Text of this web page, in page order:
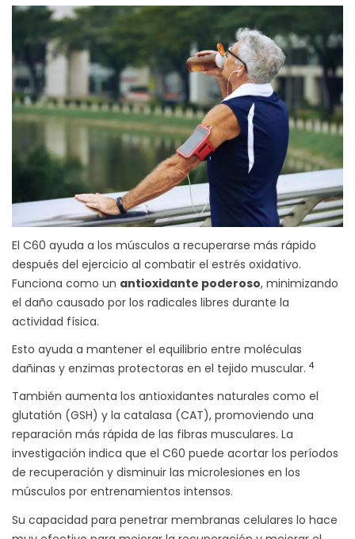
El C60 ayuda a los músculos a recuperarse más rápido
después del ejercicio al combatir el estrés oxidativo.
Funciona como un antioxidante poderoso, minimizando
el daño causado por los radicales libres durante la
actividad física.
Esto ayuda a mantener el equilibrio entre moléculas
dañinas y enzimas protectoras en el tejido muscular. 4
También aumenta los antioxidantes naturales como el
glutatión (GSH) y la catalasa (CAT), promoviendo una
reparación más rápida de las fibras musculares. La
investigación indica que el C60 puede acortar los períodos
de recuperación y disminuir las microlesiones en los
músculos por entrenamientos intensos.
Su capacidad para penetrar membranas celulares lo hace